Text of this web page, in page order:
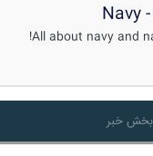
All about navy and